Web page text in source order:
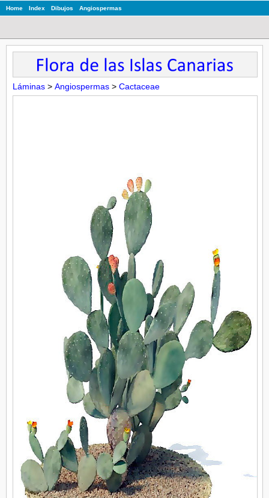
Home Index Dibujos Angiospermas
Láminas > Angiospermas > Cactaceae